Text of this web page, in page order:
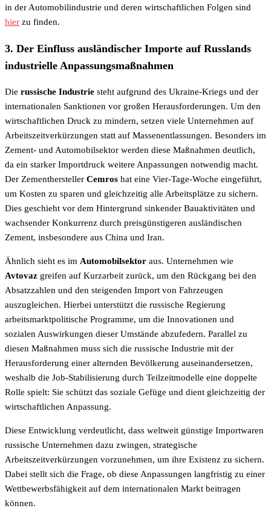
in der Automobilindustrie und deren wirtschaftlichen Folgen sind
hier zu finden.
3. Der Einfluss ausländischer Importe auf Russlands
industrielle Anpassungsmaßnahmen
Die russische Industrie steht aufgrund des Ukraine-Kriegs und der
internationalen Sanktionen vor großen Herausforderungen. Um den
wirtschaftlichen Druck zu mindern, setzen viele Unternehmen auf
Arbeitszeitverkürzungen statt auf Massenentlassungen. Besonders im
Zement- und Automobilsektor werden diese Maßnahmen deutlich,
da ein starker Importdruck weitere Anpassungen notwendig macht.
Der Zementhersteller Cemros hat eine Vier-Tage-Woche eingeführt,
um Kosten zu sparen und gleichzeitig alle Arbeitsplätze zu sichern.
Dies geschieht vor dem Hintergrund sinkender Bauaktivitäten und
wachsender Konkurrenz durch preisgünstigeren ausländischen
Zement, insbesondere aus China und Iran.
Ähnlich sieht es im Automobilsektor aus. Unternehmen wie
Avtovaz greifen auf Kurzarbeit zurück, um den Rückgang bei den
Absatzzahlen und den steigenden Import von Fahrzeugen
auszugleichen. Hierbei unterstützt die russische Regierung
arbeitsmarktpolitische Programme, um die Innovationen und
sozialen Auswirkungen dieser Umstände abzufedern. Parallel zu
diesen Maßnahmen muss sich die russische Industrie mit der
Herausforderung einer alternden Bevölkerung auseinandersetzen,
weshalb die Job-Stabilisierung durch Teilzeitmodelle eine doppelte
Rolle spielt: Sie schützt das soziale Gefüge und dient gleichzeitig der
wirtschaftlichen Anpassung.
Diese Entwicklung verdeutlicht, dass weltweit günstige Importwaren
russische Unternehmen dazu zwingen, strategische
Arbeitszeitverkürzungen vorzunehmen, um ihre Existenz zu sichern.
Dabei stellt sich die Frage, ob diese Anpassungen langfristig zu einer
Wettbewerbsfähigkeit auf dem internationalen Markt beitragen
können.